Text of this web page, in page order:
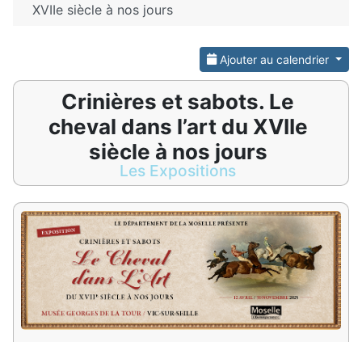
XVIIe siècle à nos jours
Ajouter au calendrier
Crinières et sabots. Le
cheval dans l’art du XVIIe
siècle à nos jours
Les Expositions